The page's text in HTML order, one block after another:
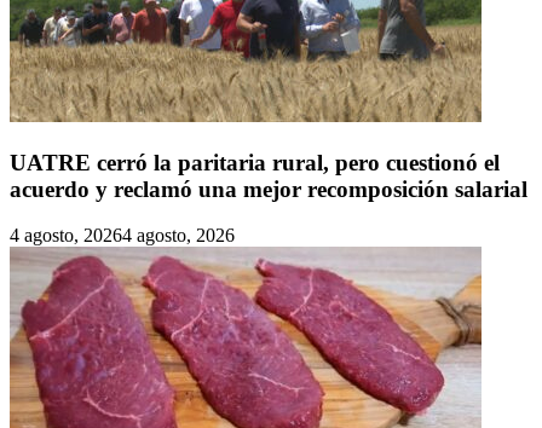
UATRE cerró la paritaria rural, pero cuestionó el
acuerdo y reclamó una mejor recomposición salarial
4 agosto, 20264 agosto, 2026